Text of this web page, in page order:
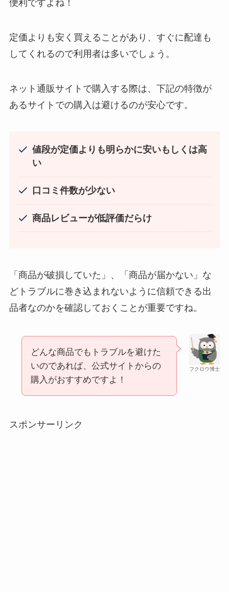
LANケーブルはどこで買える？ドンキや100均に売
ってる！
忍者めし鉄の鎧はどこに売ってる？セブン・ロー
便利ですよね！
定価よりも安く買えることがあり、すぐに配達も
してくれるので利用者は多いでしょう。
ネット通販サイトで購入する際は、下記の特徴が
あるサイトでの購入は避けるのが安心です。
値段が定価よりも明らかに安いもしくは高
い
口コミ件数が少ない
商品レビューが低評価だらけ
「商品が破損していた」、「商品が届かない」な
どトラブルに巻き込まれないように信頼できる出
品者なのかを確認しておくことが重要ですね。
フクロウ博士
どんな商品でもトラブルを避けた
いのであれば、公式サイトからの
購入がおすすめですよ！
スポンサーリンク